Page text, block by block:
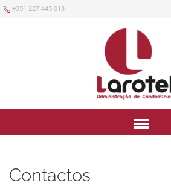
+351 227 445 013
Menu
Contactos